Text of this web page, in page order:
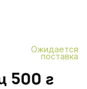
Ожидается
поставка
500 г